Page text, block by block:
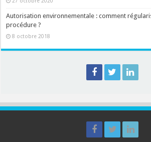
Autorisation environnementale : comment
procédure ?
8 octobre 2018